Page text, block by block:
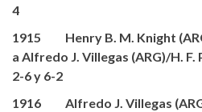
4
1915 Henry B. M. Knight
a Alfredo J. Villegas (ARG)/H.
2-6 y 6-2
1916 Alfredo J. Villegas